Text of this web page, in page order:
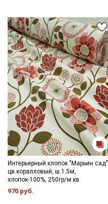
Интерьерный хлопок "Марьин сад"
цв.коралловый, ш.1.5м,
хлопок-100%, 250гр/м.кв
970 руб.